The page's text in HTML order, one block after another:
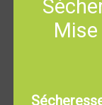
Cabinet Médical
6 rue Denis